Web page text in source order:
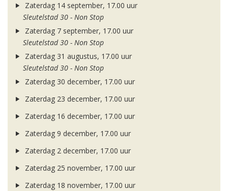
Zaterdag 14 september, 17.00 uur
Sleutelstad 30 - Non Stop
Zaterdag 7 september, 17.00 uur
Sleutelstad 30 - Non Stop
Zaterdag 31 augustus, 17.00 uur
Sleutelstad 30 - Non Stop
Zaterdag 30 december, 17.00 uur
Zaterdag 23 december, 17.00 uur
Zaterdag 16 december, 17.00 uur
Zaterdag 9 december, 17.00 uur
Zaterdag 2 december, 17.00 uur
Zaterdag 25 november, 17.00 uur
Zaterdag 18 november, 17.00 uur